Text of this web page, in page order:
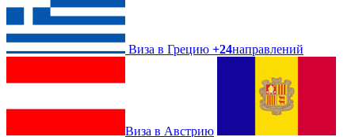
Виза в Грецию +24направлений
Виза в Австрию